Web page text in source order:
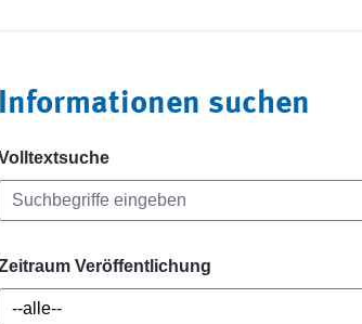
Informationen suchen
Veröffentlichung